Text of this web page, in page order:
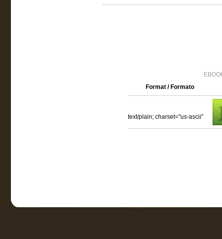
Format / Formato
text/plain; charset="us-ascii"